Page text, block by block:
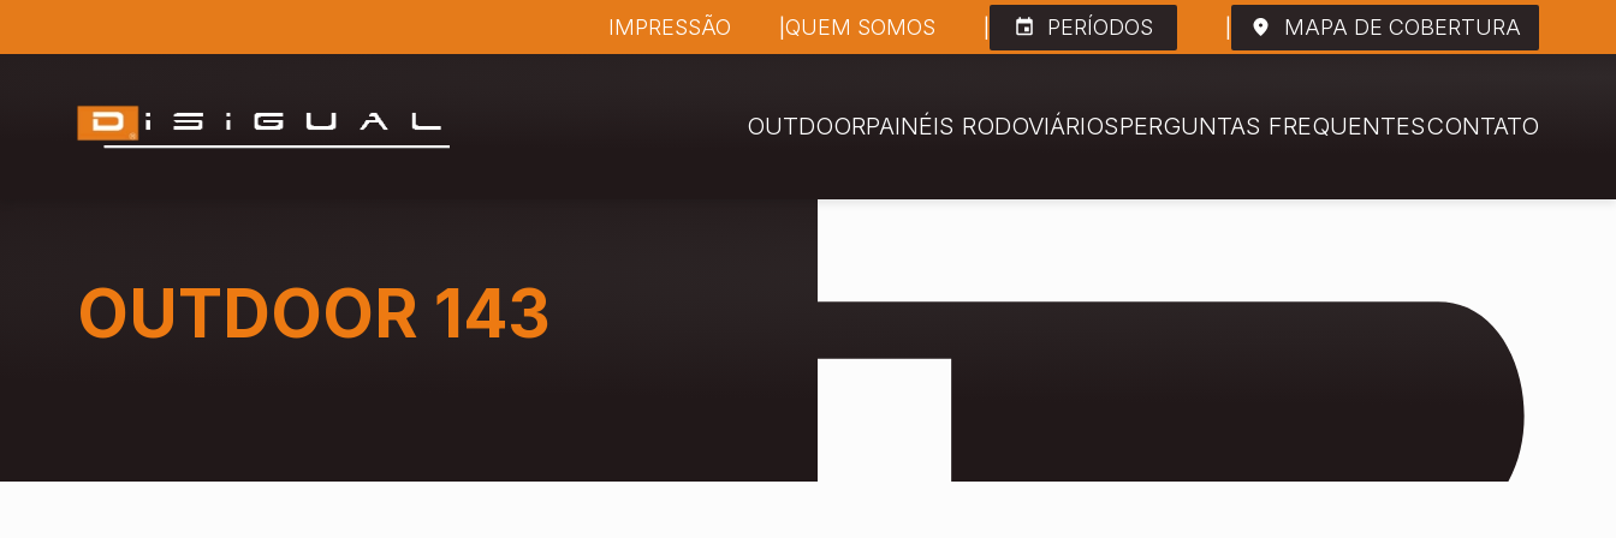
IMPRESSÃO QUEM SOMOS PERÍODOS MAPA DE COBERTURA
OUTDOORPAINÉIS RODOVIÁRIOSPERGUNTAS FREQUENTESCONTATO
OUTDOOR 143